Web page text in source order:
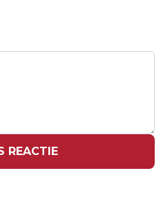
VAN
ATHENE
REACTIE